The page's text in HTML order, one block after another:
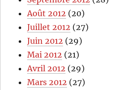
Août 2012 (20)
Juillet 2012 (27)
Juin 2012 (29)
Mai 2012 (21)
Avril 2012 (29)
Mars 2012 (27)